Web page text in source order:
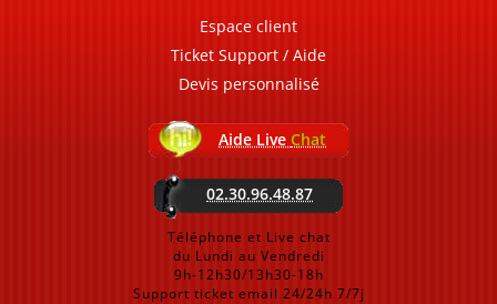
Espace client
Ticket Support / Aide
Devis personnalisé
Aide Live Chat
02.30.96.48.87
Téléphone et Live chat
du Lundi au Vendredi
9h-12h30/13h30-18h
Support ticket email 24/24h 7/7j